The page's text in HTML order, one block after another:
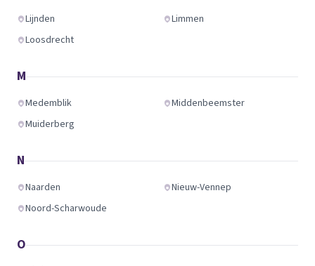
Lijnden
Limmen
Loosdrecht
M
Medemblik
Middenbeemster
Muiderberg
N
Naarden
Nieuw-Vennep
Noord-Scharwoude
O